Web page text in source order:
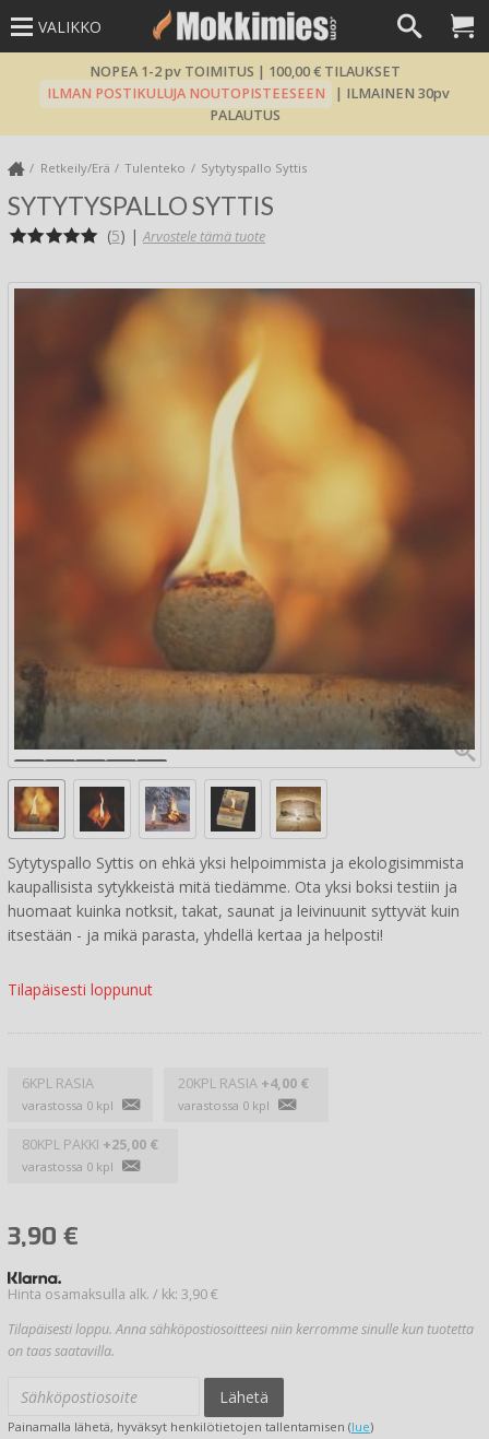
VALIKKO
NOPEA 1-2 pv TOIMITUS | 100,00 € TILAUKSET
ILMAN POSTIKULUJA NOUTOPISTEESEEN
| ILMAINEN 30pv
PALAUTUS
Retkeily/Erä Tulenteko Sytytyspallo Syttis
SYTYTYSPALLO SYTTIS
(5) |Arvostele tämä tuote
Sytytyspallo Syttis on ehkä yksi helpoimmista ja ekologisimmista
kaupallisista sytykkeistä mitä tiedämme. Ota yksi boksi testiin ja
huomaat kuinka notksit, takat, saunat ja leivinuunit syttyvät kuin
itsestään - ja mikä parasta, yhdellä kertaa ja helposti!
Tilapäisesti loppunut
6KPL RASIA
varastossa 0 kpl
20KPL RASIA +4,00 €
varastossa 0 kpl
80KPL PAKKI +25,00 €
varastossa 0 kpl
3,90 €
Hinta osamaksulla alk. / kk: 3,90 €
Tilapäisesti loppu. Anna sähköpostiosoitteesi niin kerromme sinulle kun tuotetta
on taas saatavilla.
Lähetä
Painamalla lähetä, hyväksyt henkilötietojen tallentamisen (lue)